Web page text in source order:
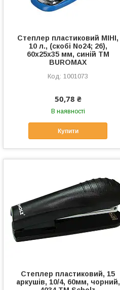
Степлер пластиковий МІНІ,
10 л., (скобі No24; 26),
60x25x35 мм, синій ТМ
BUROMAX
1001073
50,78 ₴
В наявності
Купити
Степлер пластиковий, 15
аркушів, 10/4, 60мм, чорний,